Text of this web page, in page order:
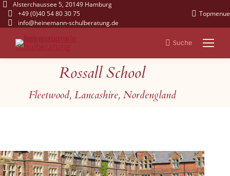
Alsterchaussee 5, 20149 Hamburg
+49 (0)40 54 80 30 75
info@heinemann-schulberatung.de
Topmenue
Search:
Suche
Rossall School
Fleetwood, Lancashire, Nordengland